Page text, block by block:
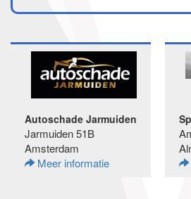
Autoschade Jarmuiden
Jarmuiden 51B
Amsterdam
Meer informatie